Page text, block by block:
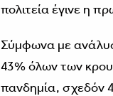
πολιτεία έγινε η
Σύμφωνα με
43% όλων των
πανδημία, σχεδόν